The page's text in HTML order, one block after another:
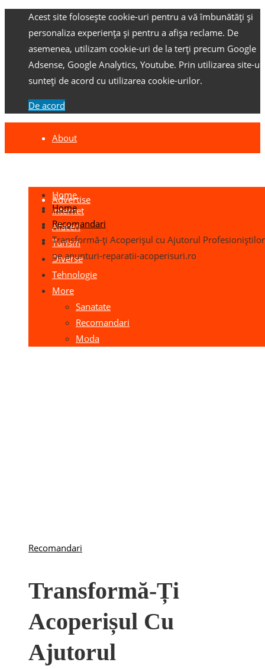
Acest site folosește cookie-uri pentru a vă îmbunătăți și
personaliza experiența și pentru a afișa reclame. De
asemenea, utilizam cookie-uri de la terți precum Google
Adsense, Google Analytics, Youtube. Prin utilizarea site-
sunteți de acord cu utilizarea cookie-urilor.
De acord
About
Advertise
Home
Internet
Afaceri
Turism
Diverse
Tehnologie
More
Sanatate
Recomandari
Moda
Home
Recomandari
Transformă-ți Acoperișul cu Ajutorul
pe anunturi-reparatii-acoperisuri.ro
Recomandari
Transformă-Ți
Acoperișul Cu
Ajutorul